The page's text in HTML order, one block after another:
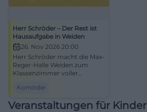
Herr Schröder – Der Rest ist
Hausaufgabe in Weiden
26. Nov 2026 20:00
Herr Schröder macht die Max-
Reger-Halle Weiden zum
Klassenzimmer voller
26.11.2026, starkes Live-
Komödie
Veranstaltungen für Kinder